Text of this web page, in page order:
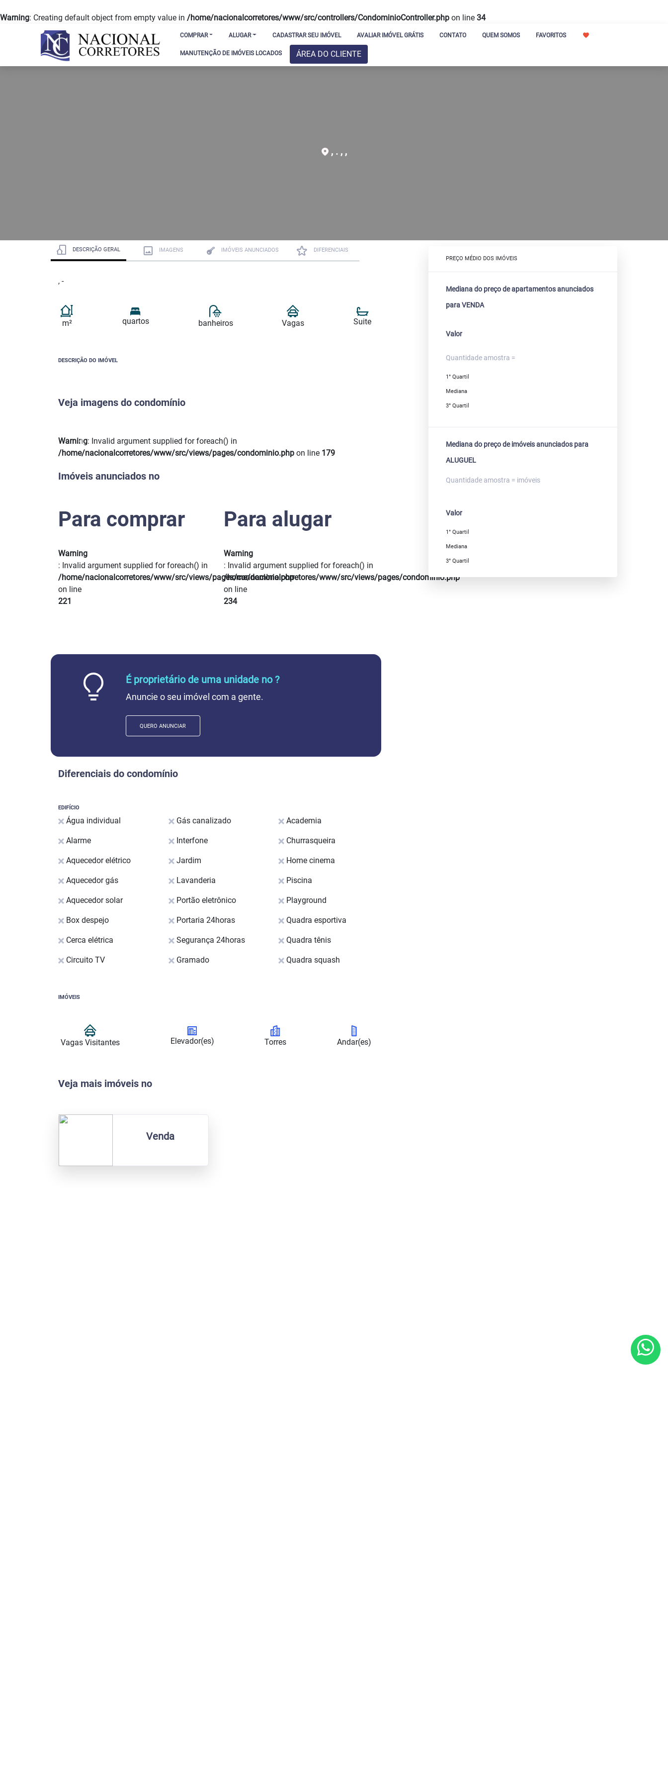
Warning: Creating default object from empty value in /home/nacionalcorretores/www/src/controllers/CondominioController.php on line 34
COMPRAR ALUGAR CADASTRAR SEU IMÓVEL AVALIAR IMÓVEL GRÁTIS CONTATO QUEM SOMOS FAVORITOS
MANUTENÇÃO DE IMÓVEIS LOCADOS ÁREA DO CLIENTE
, . , ,
DESCRIÇÃO GERAL IMAGENS IMÓVEIS ANUNCIADOS DIFERENCIAIS
, -
m² quartos banheiros Vagas Suite
DESCRIÇÃO DO IMÓVEL
Veja imagens do condomínio
Warning: Invalid argument supplied for foreach() in
/home/nacionalcorretores/www/src/views/pages/condominio.php on line 179
Previous
Imóveis anunciados no
Para comprar
Warning
: Invalid argument supplied for foreach() in
/home/nacionalcorretores/www/src/views/pages/condominio.php
on line
221
Para alugar
Warning
: Invalid argument supplied for foreach() in
/home/nacionalcorretores/www/src/views/pages/condominio.php
on line
234
É proprietário de uma unidade no ?
Anuncie o seu imóvel com a gente.
QUERO ANUNCIAR
Diferenciais do condomínio
EDIFÍCIO
Água individual
Alarme
Aquecedor elétrico
Aquecedor gás
Aquecedor solar
Box despejo
Cerca elétrica
Circuito TV
Gás canalizado
Interfone
Jardim
Lavanderia
Portão eletrônico
Portaria 24horas
Segurança 24horas
Gramado
Academia
Churrasqueira
Home cinema
Piscina
Playground
Quadra esportiva
Quadra tênis
Quadra squash
IMÓVEIS
Vagas Visitantes Elevador(es) Torres Andar(es)
Veja mais imóveis no
Venda
PREÇO MÉDIO DOS IMÓVEIS
Mediana do preço de apartamentos anunciados
para VENDA
Valor
Quantidade amostra =
1° Quartil
Mediana
3° Quartil
Mediana do preço de imóveis anunciados para
ALUGUEL
Quantidade amostra = imóveis
Valor
1° Quartil
Mediana
3° Quartil